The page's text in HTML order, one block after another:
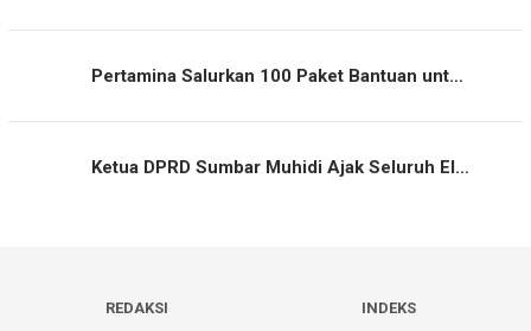
Pertamina Salurkan 100 Paket Bantuan unt…
Ketua DPRD Sumbar Muhidi Ajak Seluruh El…
REDAKSI
INDEKS